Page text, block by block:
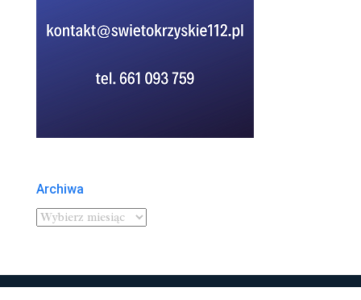
Archiwa